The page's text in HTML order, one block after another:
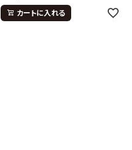
カートに入れる